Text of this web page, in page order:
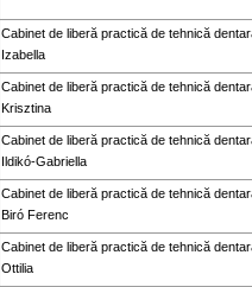
Cabinet de liberă practică de tehnică
Izabella
Cabinet de liberă practică de tehnică
Krisztina
Cabinet de liberă practică de tehnică
Ildikó-Gabriella
Cabinet de liberă practică de tehnică
Biró Ferenc
Cabinet de liberă practică de tehnică
Ottilia